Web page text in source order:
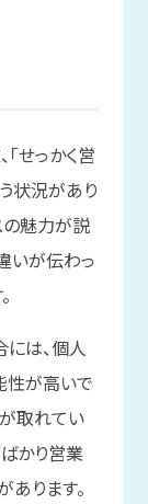
せっかく営
状況があり
の魅力が説
いが伝わっ
は、個人
性が高いで
取れてい
かり営業
ります。